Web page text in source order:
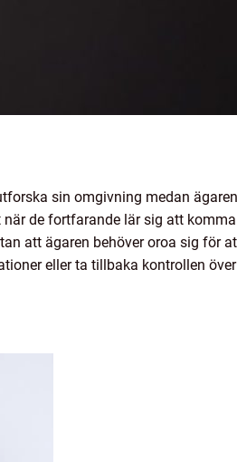
sin omgivning medan
de fortfarande lär sig att
att ägaren behöver oroa sig för
eller ta tillbaka kontrollen